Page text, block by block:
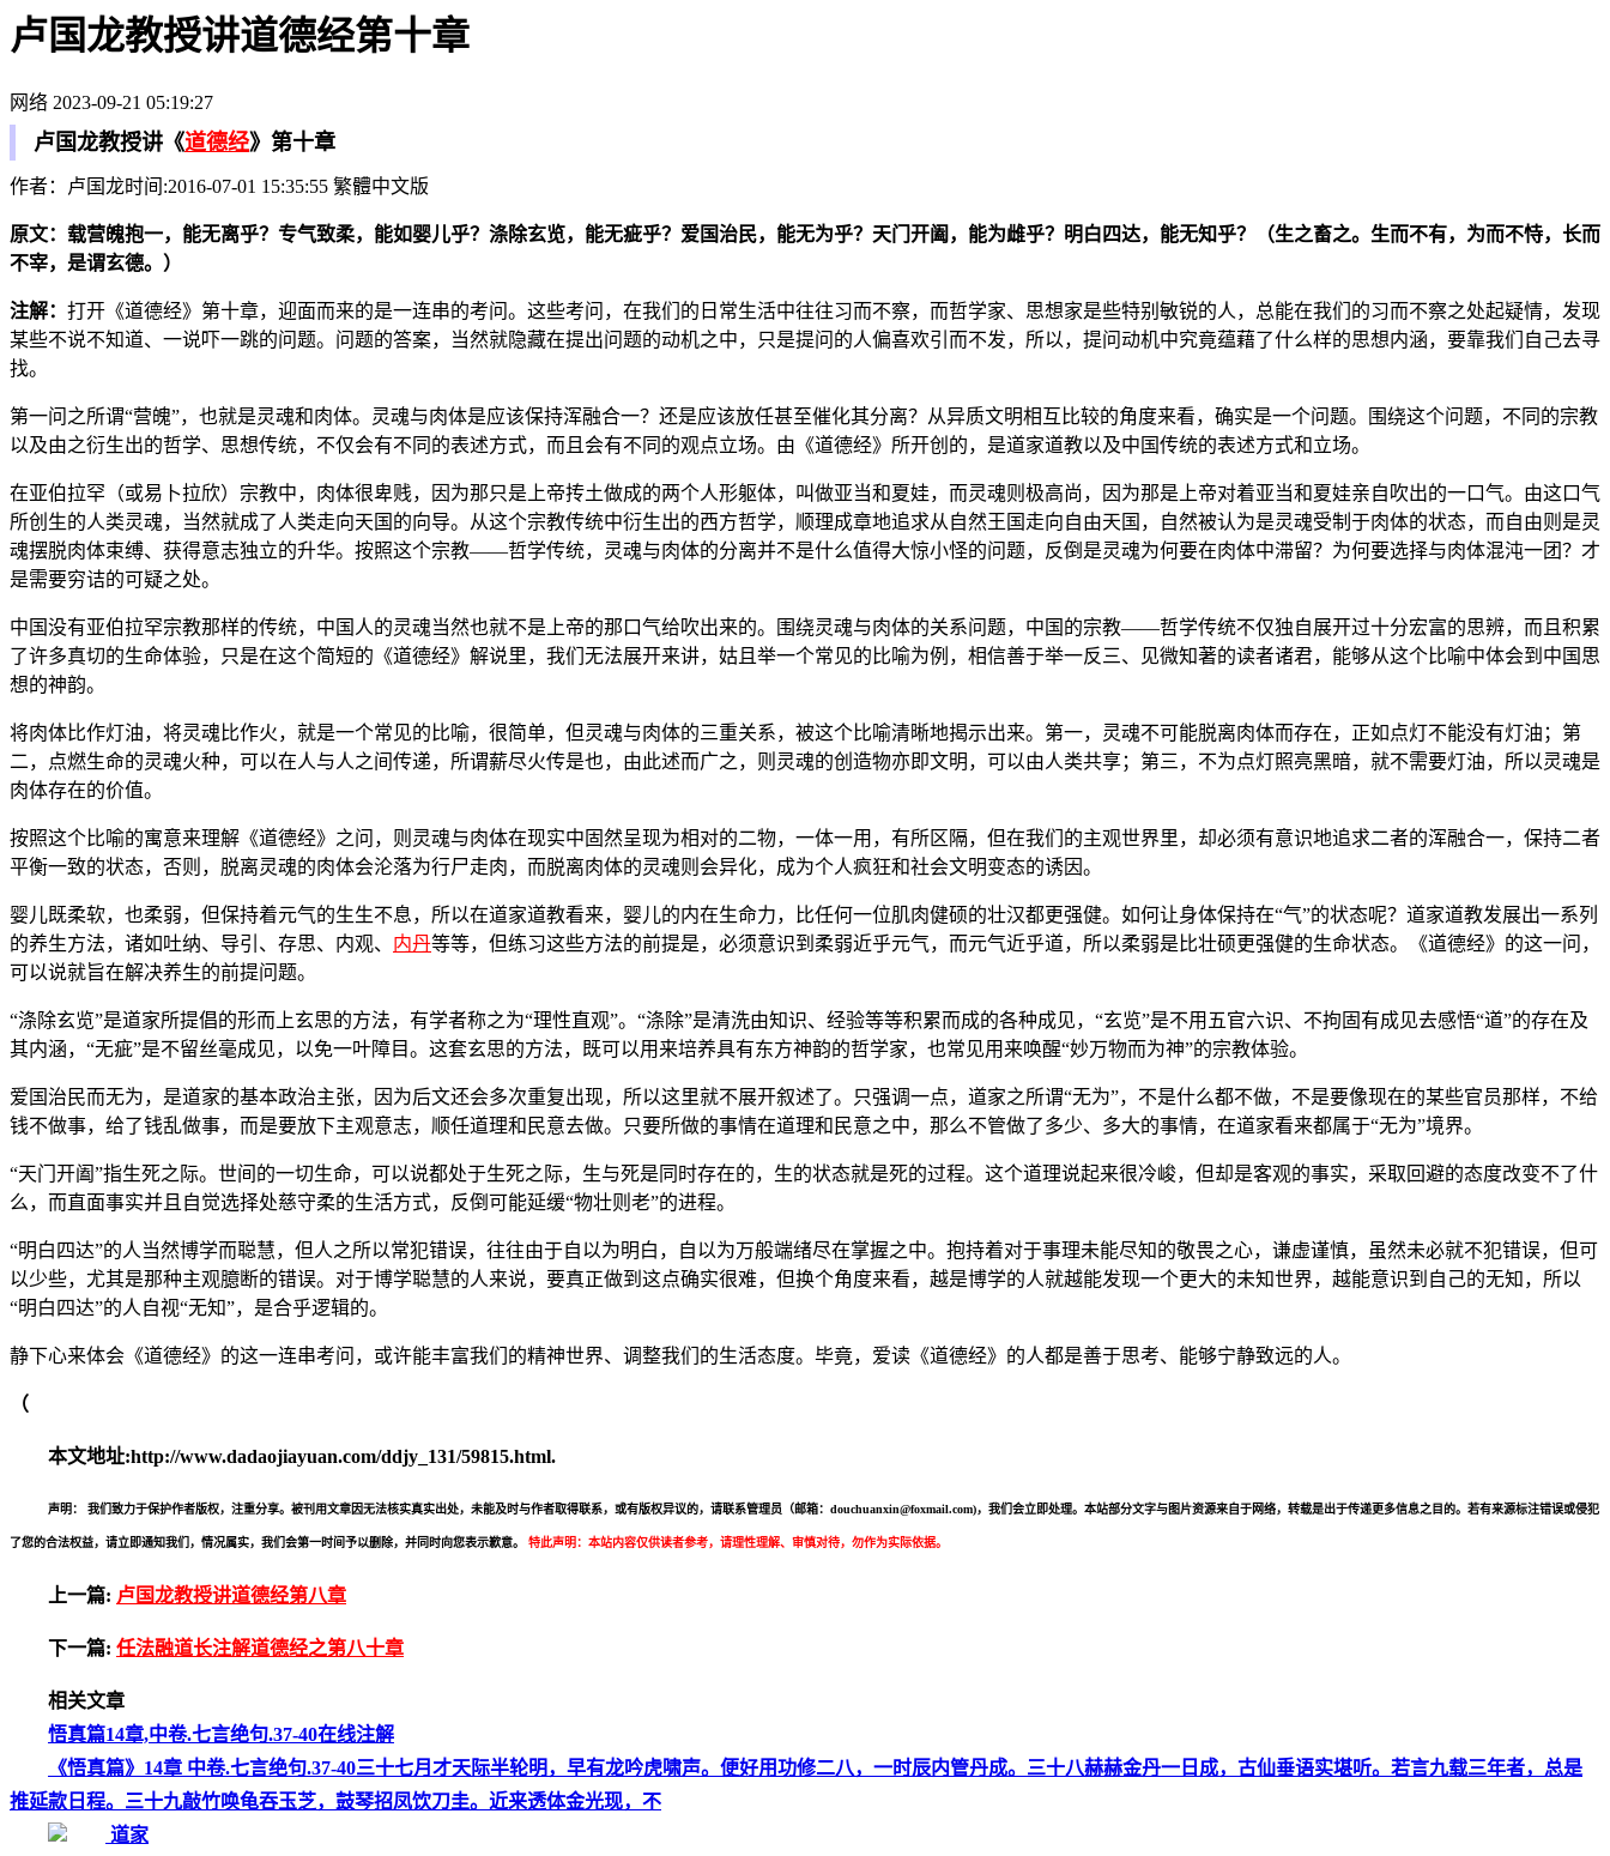
卢国龙教授讲道德经第十章
网络 2023-09-21 05:19:27
卢国龙教授讲《道德经》第十章
作者：卢国龙时间:2016-07-01 15:35:55 繁體中文版
原文：载营魄抱一，能无离乎？专气致柔，能如婴儿乎？涤除玄览，能无疵乎？爱国治民，能无为乎？天门开阖，能为雌乎？明白四达，能无知乎？（生之畜之。生而不有，为而不恃，长而
不宰，是谓玄德。）
注解： 打开《道德经》第十章，迎面而来的是一连串的考问。这些考问，在我们的日常生活中往往习而不察，而哲学家、思想家是些特别敏锐的人，总能在我们的习而不察之处起疑情，发现
某些不说不知道、一说吓一跳的问题。问题的答案，当然就隐藏在提出问题的动机之中，只是提问的人偏喜欢引而不发，所以，提问动机中究竟蕴藉了什么样的思想内涵，要靠我们自己去寻
找。
第一问之所谓“营魄”，也就是灵魂和肉体。灵魂与肉体是应该保持浑融合一？还是应该放任甚至催化其分离？从异质文明相互比较的角度来看，确实是一个问题。围绕这个问题，不同的宗教
以及由之衍生出的哲学、思想传统，不仅会有不同的表述方式，而且会有不同的观点立场。由《道德经》所开创的，是道家道教以及中国传统的表述方式和立场。
在亚伯拉罕（或易卜拉欣）宗教中，肉体很卑贱，因为那只是上帝抟土做成的两个人形躯体，叫做亚当和夏娃，而灵魂则极高尚，因为那是上帝对着亚当和夏娃亲自吹出的一口气。由这口气
所创生的人类灵魂，当然就成了人类走向天国的向导。从这个宗教传统中衍生出的西方哲学，顺理成章地追求从自然王国走向自由天国，自然被认为是灵魂受制于肉体的状态，而自由则是灵
魂摆脱肉体束缚、获得意志独立的升华。按照这个宗教——哲学传统，灵魂与肉体的分离并不是什么值得大惊小怪的问题，反倒是灵魂为何要在肉体中滞留？为何要选择与肉体混沌一团？才
是需要穷诘的可疑之处。
中国没有亚伯拉罕宗教那样的传统，中国人的灵魂当然也就不是上帝的那口气给吹出来的。围绕灵魂与肉体的关系问题，中国的宗教——哲学传统不仅独自展开过十分宏富的思辨，而且积累
了许多真切的生命体验，只是在这个简短的《道德经》解说里，我们无法展开来讲，姑且举一个常见的比喻为例，相信善于举一反三、见微知著的读者诸君，能够从这个比喻中体会到中国思
想的神韵。
将肉体比作灯油，将灵魂比作火，就是一个常见的比喻，很简单，但灵魂与肉体的三重关系，被这个比喻清晰地揭示出来。第一，灵魂不可能脱离肉体而存在，正如点灯不能没有灯油；第
二，点燃生命的灵魂火种，可以在人与人之间传递，所谓薪尽火传是也，由此述而广之，则灵魂的创造物亦即文明，可以由人类共享；第三，不为点灯照亮黑暗，就不需要灯油，所以灵魂是
肉体存在的价值。
按照这个比喻的寓意来理解《道德经》之问，则灵魂与肉体在现实中固然呈现为相对的二物，一体一用，有所区隔，但在我们的主观世界里，却必须有意识地追求二者的浑融合一，保持二者
平衡一致的状态，否则，脱离灵魂的肉体会沦落为行尸走肉，而脱离肉体的灵魂则会异化，成为个人疯狂和社会文明变态的诱因。
婴儿既柔软，也柔弱，但保持着元气的生生不息，所以在道家道教看来，婴儿的内在生命力，比任何一位肌肉健硕的壮汉都更强健。如何让身体保持在“气”的状态呢？道家道教发展出一系列
的养生方法，诸如吐纳、导引、存思、内观、 内丹等等，但练习这些方法的前提是，必须意识到柔弱近乎元气，而元气近乎道，所以柔弱是比壮硕更强健的生命状态。《道德经》的这一问，
可以说就旨在解决养生的前提问题。
“涤除玄览”是道家所提倡的形而上玄思的方法，有学者称之为“理性直观”。“涤除”是清洗由知识、经验等等积累而成的各种成见，“玄览”是不用五官六识、不拘固有成见去感悟“道”的存在及
其内涵，“无疵”是不留丝毫成见，以免一叶障目。这套玄思的方法，既可以用来培养具有东方神韵的哲学家，也常见用来唤醒“妙万物而为神”的宗教体验。
爱国治民而无为，是道家的基本政治主张，因为后文还会多次重复出现，所以这里就不展开叙述了。只强调一点，道家之所谓“无为”，不是什么都不做，不是要像现在的某些官员那样，不给
钱不做事，给了钱乱做事，而是要放下主观意志，顺任道理和民意去做。只要所做的事情在道理和民意之中，那么不管做了多少、多大的事情，在道家看来都属于“无为”境界。
“天门开阖”指生死之际。世间的一切生命，可以说都处于生死之际，生与死是同时存在的，生的状态就是死的过程。这个道理说起来很冷峻，但却是客观的事实，采取回避的态度改变不了什
么，而直面事实并且自觉选择处慈守柔的生活方式，反倒可能延缓“物壮则老”的进程。
“明白四达”的人当然博学而聪慧，但人之所以常犯错误，往往由于自以为明白，自以为万般端绪尽在掌握之中。抱持着对于事理未能尽知的敬畏之心，谦虚谨慎，虽然未必就不犯错误，但可
以少些，尤其是那种主观臆断的错误。对于博学聪慧的人来说，要真正做到这点确实很难，但换个角度来看，越是博学的人就越能发现一个更大的未知世界，越能意识到自己的无知，所以
“明白四达”的人自视“无知”，是合乎逻辑的。
静下心来体会《道德经》的这一连串考问，或许能丰富我们的精神世界、调整我们的生活态度。毕竟，爱读《道德经》的人都是善于思考、能够宁静致远的人。
（
本文地址:http://www.dadaojiayuan.com/ddjy_131/59815.html.
声明： 我们致力于保护作者版权，注重分享。被刊用文章因无法核实真实出处，未能及时与作者取得联系，或有版权异议的，请联系管理员（邮箱：douchuanxin@foxmail.com)，我们会立即处理。本站部分文字与图片资源来自于网络，转载是出于传递更多信息之目的。若有来源标注错误或侵犯
了您的合法权益，请立即通知我们，情况属实，我们会第一时间予以删除，并同时向您表示歉意。 特此声明：本站内容仅供读者参考，请理性理解、审慎对待，勿作为实际依据。
上一篇: 卢国龙教授讲道德经第八章
下一篇: 任法融道长注解道德经之第八十章
相关文章
悟真篇14章,中卷.七言绝句.37-40在线注解
《悟真篇》14章 中卷.七言绝句.37-40三十七月才天际半轮明，早有龙吟虎啸声。便好用功修二八，一时辰内管丹成。三十八赫赫金丹一日成，古仙垂语实堪听。若言九载三年者，总是
推延款日程。三十九敲竹唤龟吞玉芝，鼓琴招凤饮刀圭。近来透体金光现，不
道家